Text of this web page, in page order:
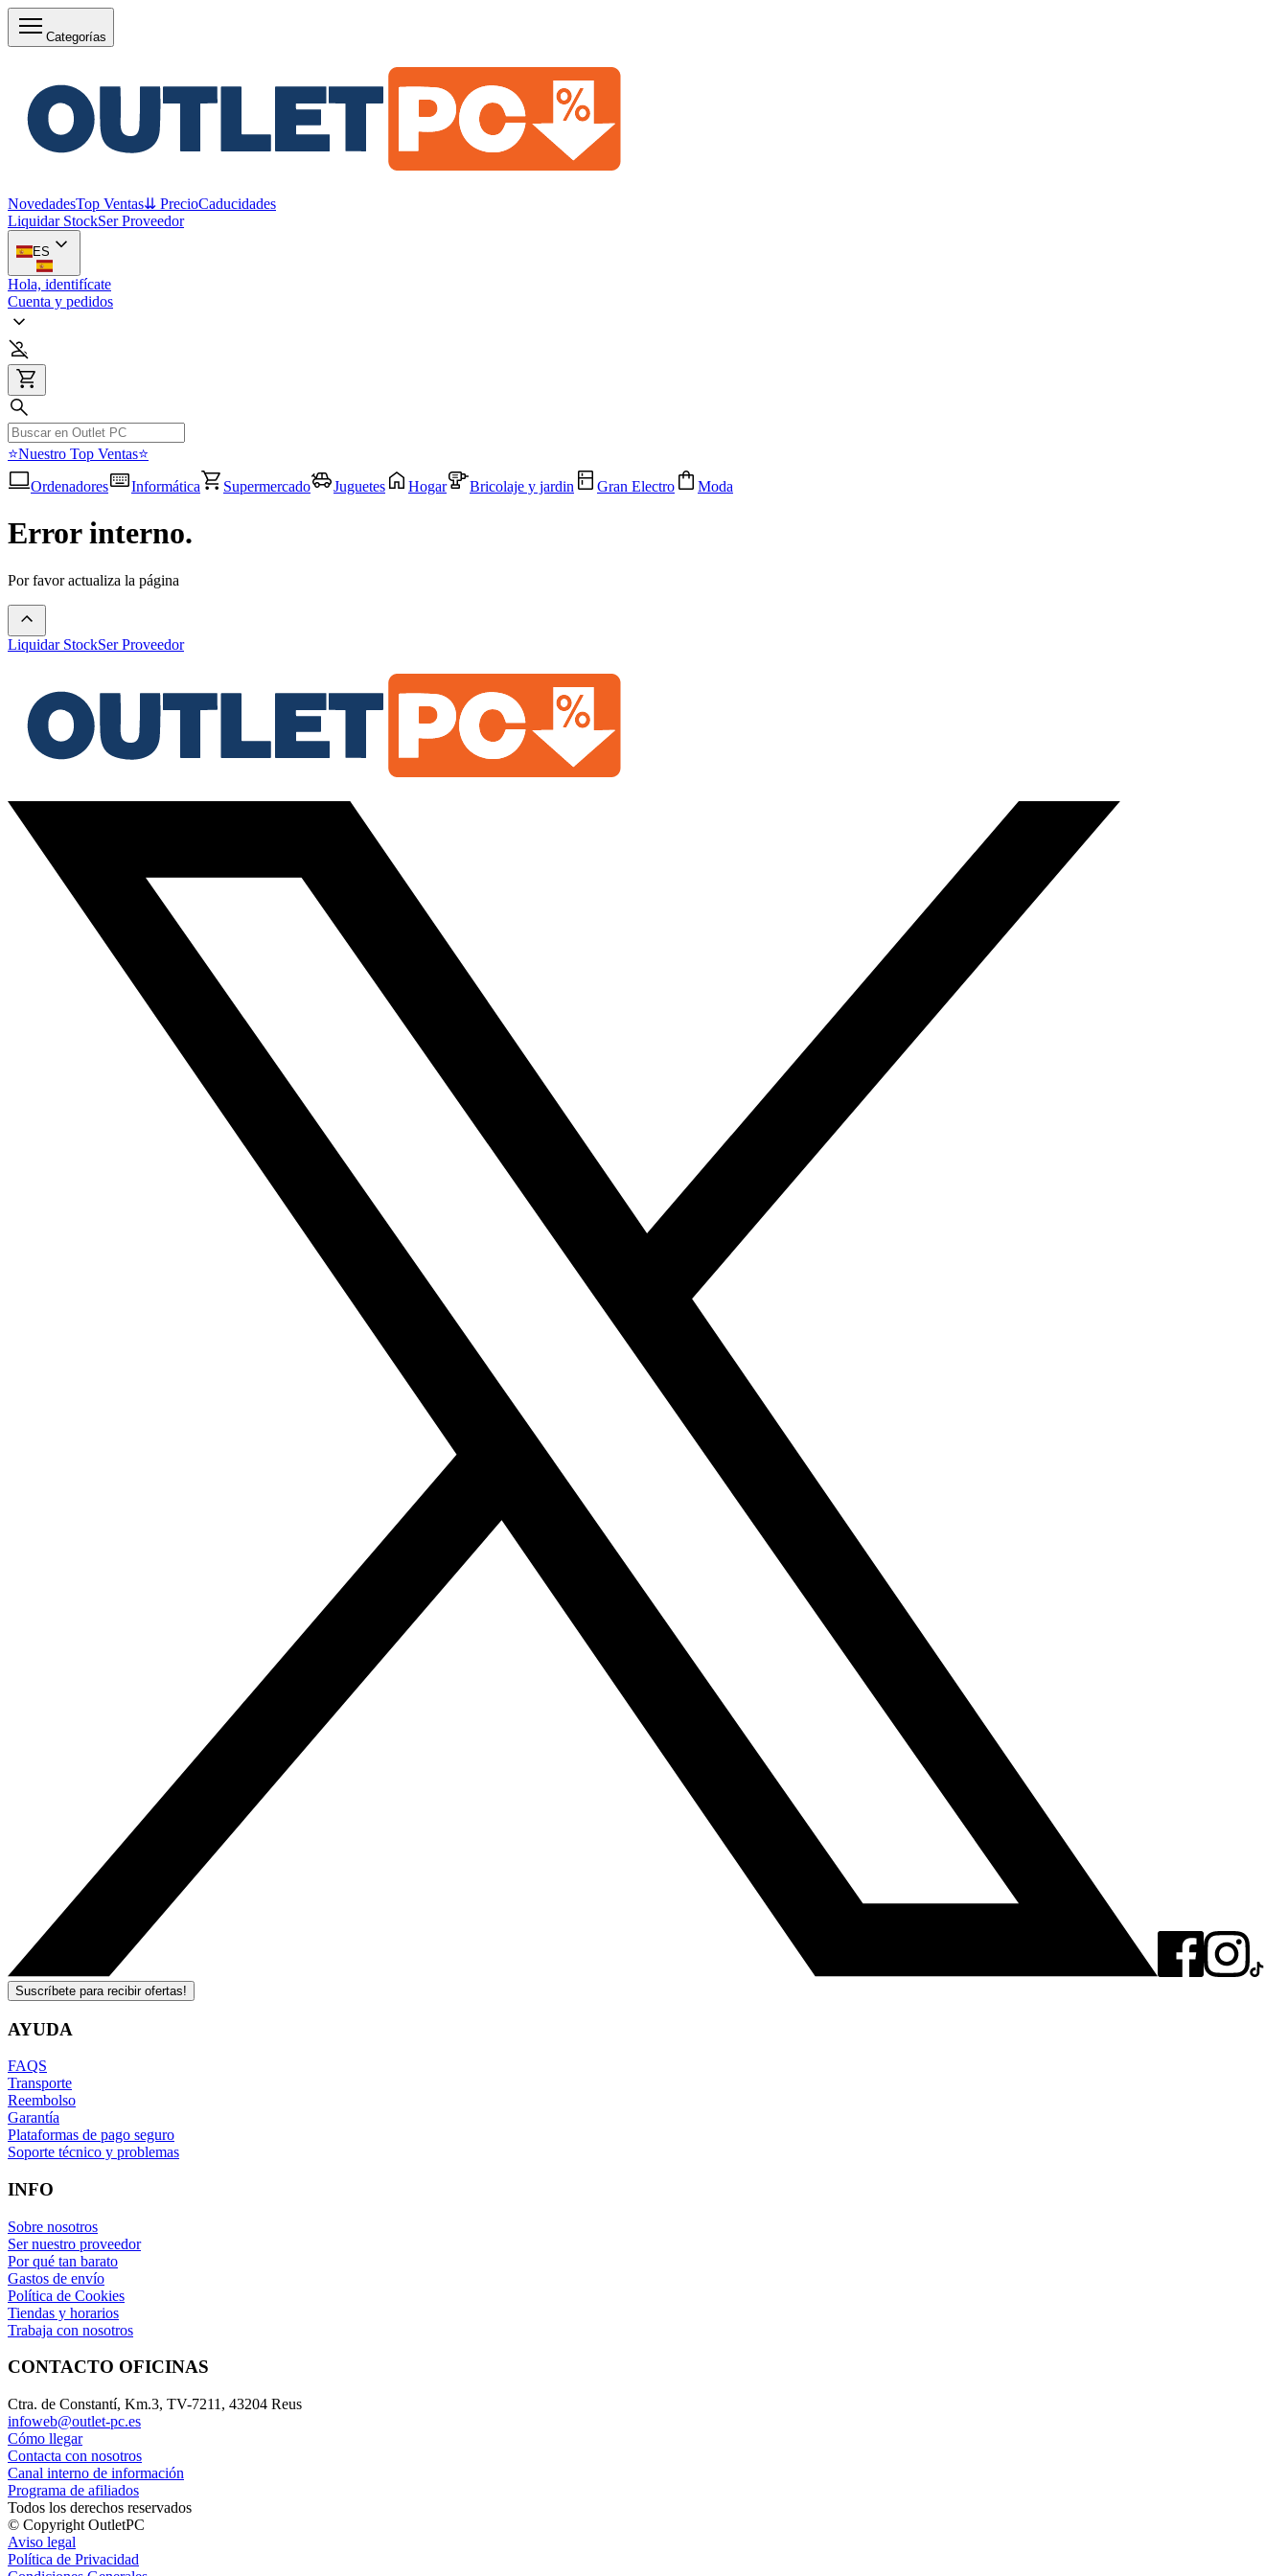
Categorías
NovedadesTop Ventas⇊ PrecioCaducidades
Liquidar StockSer Proveedor
ES
Hola, identifícate
Cuenta y pedidos
⭐Nuestro Top Ventas⭐
Ordenadores
Informática Supermercado Juguetes Hogar Bricolaje y jardin Gran Electro Moda
Error interno.
Por favor actualiza la página
Liquidar StockSer Proveedor
Suscríbete para recibir ofertas!
AYUDA
FAQS
Transporte
Reembolso
Garantía
Plataformas de pago seguro
Soporte técnico y problemas
INFO
Sobre nosotros
Ser nuestro proveedor
Por qué tan barato
Gastos de envío
Política de Cookies
Tiendas y horarios
Trabaja con nosotros
CONTACTO OFICINAS
Ctra. de Constantí, Km.3, TV-7211, 43204 Reus
infoweb@outlet-pc.es
Cómo llegar
Contacta con nosotros
Canal interno de información
Programa de afiliados
Todos los derechos reservados
© Copyright OutletPC
Aviso legal
Política de Privacidad